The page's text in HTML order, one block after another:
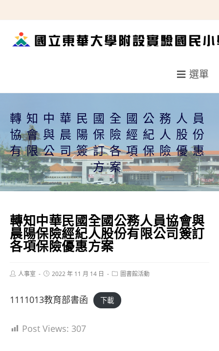
轉
選單
轉知中華民國全國公務人員
協會與晨陽保險經紀人股份
有限公司簽訂各項保險優惠
方案
轉知中華民國全國公務人員協會與
晨陽保險經紀人股份有限公司簽訂
各項保險優惠方案
Post人事室
Post2022 年 11 月 14 日
Post圖書館活動
1111013教育部書函 下載
Post Views: 307